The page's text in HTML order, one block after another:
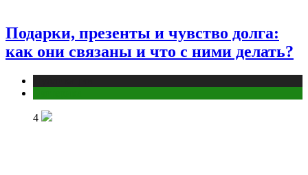
Подарки, презенты и чувство долга:
как они связаны и что с ними делать?
4